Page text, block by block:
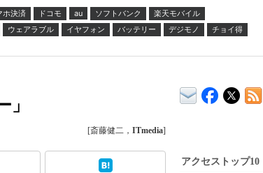
ホ決済 ドコモ au ソフトバンク
楽天モバイル
ウェアラブル イヤフォン バッテリー デジモノ
チョイ得
[斎藤健二， ITmedia]
アクセストップ10